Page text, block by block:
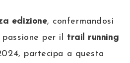
edizione, confermandosi
passione per il trail running
partecipa a questa